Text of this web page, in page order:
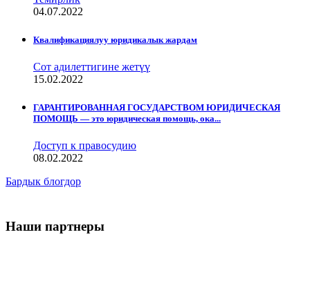
04.07.2022
Квалификациялуу юридикалык жардам
Сот адилеттигине жетүү
15.02.2022
ГАРАНТИРОВАННАЯ ГОСУДАРСТВОМ ЮРИДИЧЕСКАЯ
ПОМОЩЬ — это юридическая помощь, ока...
Доступ к правосудию
08.02.2022
Бардык блогдор
Наши партнеры